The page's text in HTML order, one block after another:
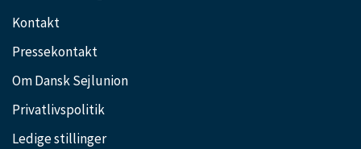
Kontakt
Pressekontakt
Om Dansk Sejlunion
Privatlivspolitik
Ledige stillinger